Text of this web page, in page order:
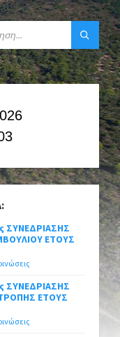
ΣΥΝΕΔΡΙΑΣΗΣ
ΕΤΟΥΣ
ΣΥΝΕΔΡΙΑΣΗΣ
ΕΤΟΥΣ